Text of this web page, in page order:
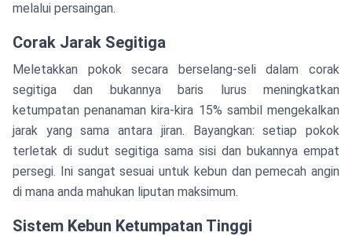
melalui persaingan.
Corak Jarak Segitiga
Meletakkan pokok secara berselang-seli dalam corak
segitiga dan bukannya baris lurus meningkatkan
ketumpatan penanaman kira-kira 15% sambil mengekalkan
jarak yang sama antara jiran. Bayangkan: setiap pokok
terletak di sudut segitiga sama sisi dan bukannya empat
persegi. Ini sangat sesuai untuk kebun dan pemecah angin
di mana anda mahukan liputan maksimum.
Sistem Kebun Ketumpatan Tinggi